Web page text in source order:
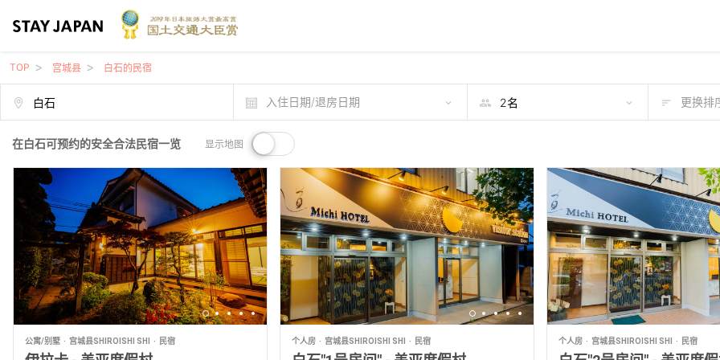
TOP 宫城县 白石的民宿
入住日期/退房日期 更换排
在白石可预约的安全合法民宿一览 显示地图
公寓/别墅 宫城县SHIROISHI SHI 民宿 个人房 宫城县SHIROISHI SHI 民宿 个人房 宫城县SHIROISHI SHI 民宿